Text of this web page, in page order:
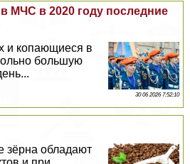
МЧС в 2020 году последние
и копающиеся в
большую
30 06 2026 7:52:10
зёрна обладают